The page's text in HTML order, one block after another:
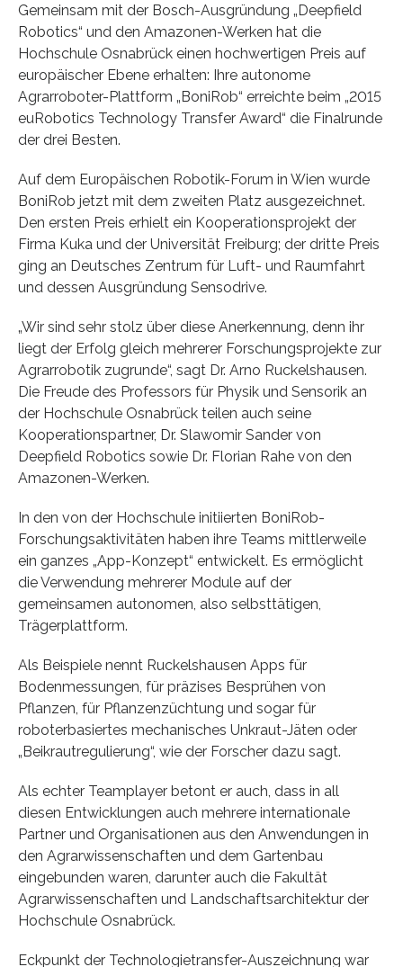
Gemeinsam mit der Bosch-Ausgründung „Deepfield
Robotics“ und den Amazonen-Werken hat die
Hochschule Osnabrück einen hochwertigen Preis auf
europäischer Ebene erhalten: Ihre autonome
Agrarroboter-Plattform „BoniRob“ erreichte beim „2015
euRobotics Technology Transfer Award“ die Finalrunde
der drei Besten.
Auf dem Europäischen Robotik-Forum in Wien wurde
BoniRob jetzt mit dem zweiten Platz ausgezeichnet.
Den ersten Preis erhielt ein Kooperationsprojekt der
Firma Kuka und der Universität Freiburg; der dritte Preis
ging an Deutsches Zentrum für Luft- und Raumfahrt
und dessen Ausgründung Sensodrive.
„Wir sind sehr stolz über diese Anerkennung, denn ihr
liegt der Erfolg gleich mehrerer Forschungsprojekte zur
Agrarrobotik zugrunde“, sagt Dr. Arno Ruckelshausen.
Die Freude des Professors für Physik und Sensorik an
der Hochschule Osnabrück teilen auch seine
Kooperationspartner, Dr. Slawomir Sander von
Deepfield Robotics sowie Dr. Florian Rahe von den
Amazonen-Werken.
In den von der Hochschule initiierten BoniRob-
Forschungsaktivitäten haben ihre Teams mittlerweile
ein ganzes „App-Konzept“ entwickelt. Es ermöglicht
die Verwendung mehrerer Module auf der
gemeinsamen autonomen, also selbsttätigen,
Trägerplattform.
Als Beispiele nennt Ruckelshausen Apps für
Bodenmessungen, für präzises Besprühen von
Pflanzen, für Pflanzenzüchtung und sogar für
roboterbasiertes mechanisches Unkraut-Jäten oder
„Beikrautregulierung“, wie der Forscher dazu sagt.
Als echter Teamplayer betont er auch, dass in all
diesen Entwicklungen auch mehrere internationale
Partner und Organisationen aus den Anwendungen in
den Agrarwissenschaften und dem Gartenbau
eingebunden waren, darunter auch die Fakultät
Agrarwissenschaften und Landschaftsarchitektur der
Hochschule Osnabrück.
Eckpunkt der Technologietransfer-Auszeichnung war